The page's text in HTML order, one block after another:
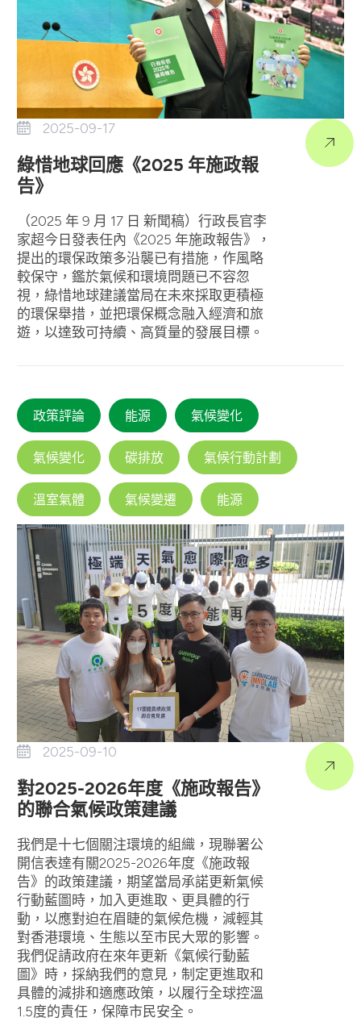
2025-09-17
綠惜地球回應《2025 年施政報
告》
（2025 年 9 月 17 日 新聞稿）行政長官李
家超今日發表任內《2025 年施政報告》，
提出的環保政策多沿襲已有措施，作風略
較保守，鑑於氣候和環境問題已不容忽
視，綠惜地球建議當局在未來採取更積極
的環保舉措，並把環保概念融入經濟和旅
遊，以達致可持續、高質量的發展目標。
政策評論 能源 氣候變化
氣候變化 碳排放 氣候行動計劃
溫室氣體 氣候變遷 能源
2025-09-10
對2025-2026年度《施政報告》
的聯合氣候政策建議
我們是十七個關注環境的組織，現聯署公
開信表達有關2025-2026年度《施政報
告》的政策建議，期望當局承諾更新氣候
行動藍圖時，加入更進取、更具體的行
動，以應對迫在眉睫的氣候危機，減輕其
對香港環境、生態以至市民大眾的影響。
我們促請政府在來年更新《氣候行動藍
圖》時，採納我們的意見，制定更進取和
具體的減排和適應政策，以履行全球控溫
1.5度的責任，保障市民安全。